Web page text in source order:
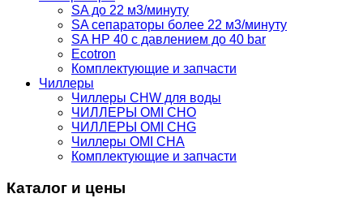
SA до 22 м3/минуту
SA сепараторы более 22 м3/минуту
SA HP 40 с давлением до 40 bar
Ecotron
Комплектующие и запчасти
Чиллеры
Чиллеры CHW для воды
ЧИЛЛЕРЫ OMI CHO
ЧИЛЛЕРЫ OMI CHG
Чиллеры OMI CHA
Комплектующие и запчасти
Каталог и цены